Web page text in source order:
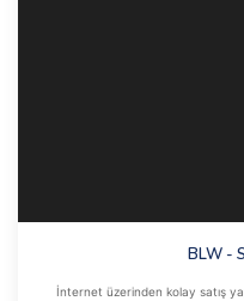
BLW -
İnternet üzerinden kolay satış